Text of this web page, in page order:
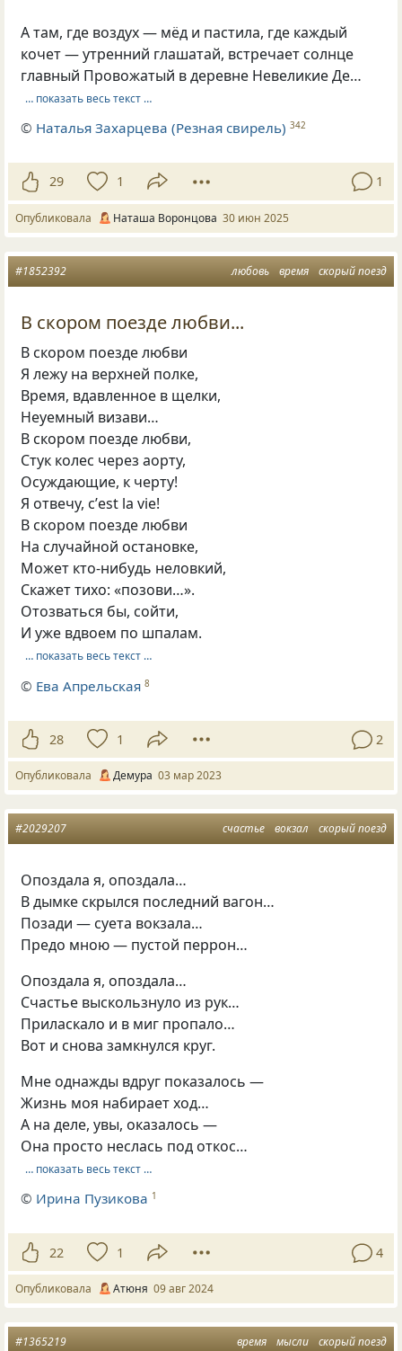
А там, где воздух — мёд и пастила, где каждый
кочет — утренний глашатай, встречает солнце
главный Провожатый в деревне Невеликие Де…
… показать весь текст …
© Наталья Захарцева (Резная свирель) 342
29 1 1
Опубликовала Наташа Воронцова 30 июн 2025
любовь время скорый поезд
#1852392
В скором поезде любви...
В скором поезде любви
Я лежу на верхней полке,
Время, вдавленное в щелки,
Неуемный визави…
В скором поезде любви,
Стук колес через аорту,
Осуждающие, к черту!
Я отвечу, с’est la vie!
В скором поезде любви
На случайной остановке,
Может кто-нибудь неловкий,
Скажет тихо: «позови…».
Отозваться бы, сойти,
И уже вдвоем по шпалам.
… показать весь текст …
© Ева Апрельская 8
28 1 2
Опубликовала Демура 03 мар 2023
счастье вокзал скорый поезд
#2029207
Опоздала я, опоздала…
В дымке скрылся последний вагон…
Позади — суета вокзала…
Предо мною — пустой перрон…
Опоздала я, опоздала…
Счастье выскользнуло из рук…
Приласкало и в миг пропало…
Вот и снова замкнулся круг.
Мне однажды вдруг показалось —
Жизнь моя набирает ход…
А на деле, увы, оказалось —
Она просто неслась под откос…
… показать весь текст …
© Ирина Пузикова 1
22 1 4
Опубликовала Атюня 09 авг 2024
время мысли скорый поезд
#1365219